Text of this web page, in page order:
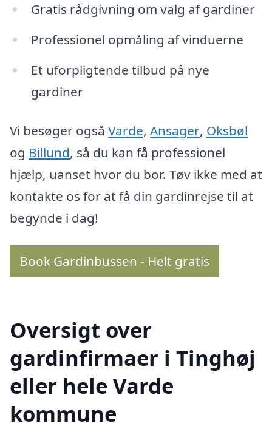
Gratis rådgivning om valg af gardiner
Professionel opmåling af vinduerne
Et uforpligtende tilbud på nye
gardiner
Vi besøger også Varde, Ansager, Oksbøl
og Billund, så du kan få professionel
hjælp, uanset hvor du bor. Tøv ikke med at
kontakte os for at få din gardinrejse til at
begynde i dag!
Book Gardinbussen - Helt gratis
Oversigt over
gardinfirmaer i Tinghøj
eller hele Varde
kommune